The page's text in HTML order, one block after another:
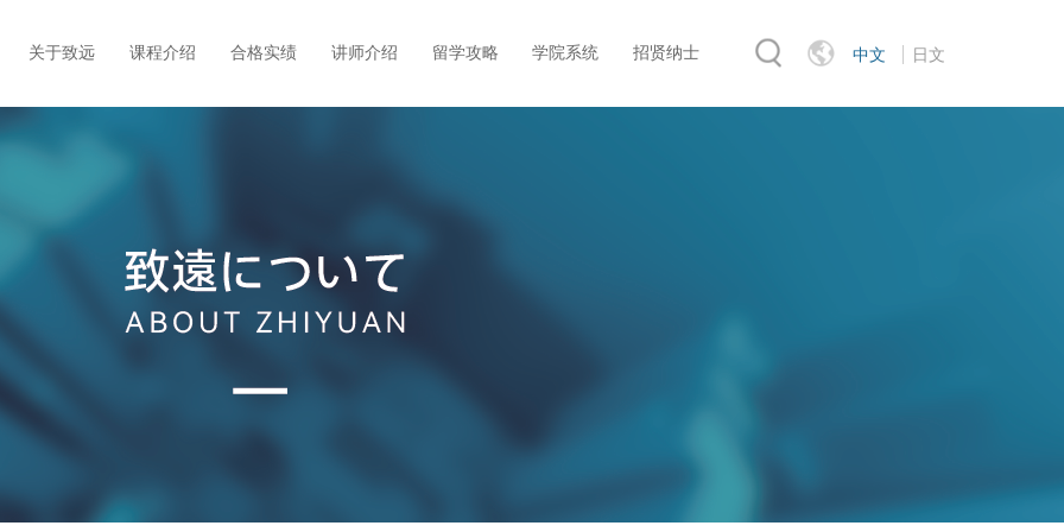
关于致远 课程介绍 合格实绩 讲师介绍 留学攻略 学院系统 招贤纳士 中文 日文